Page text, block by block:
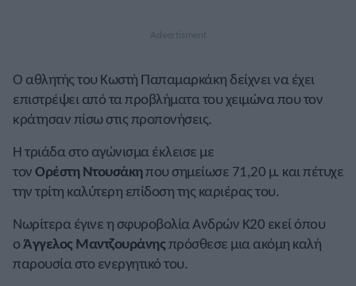
Ο αθλητής του Κωστή Παπαμαρκάκη δείχνει να έχει
επιστρέψει από τα προβλήματα του χειμώνα που τον
κράτησαν πίσω στις προπονήσεις.
Η τριάδα στο αγώνισμα έκλεισε με
τονΟρέστη Ντουσάκηπου σημείωσε 71,20 μ. και πέτυχε
την τρίτη καλύτερη επίδοση της καριέρας του.
Νωρίτερα έγινε η σφυροβολία Ανδρών Κ20 εκεί όπου
οΆγγελοςΜαντζουράνηςπρόσθεσε μια ακόμη καλή
παρουσία στο ενεργητικό του.